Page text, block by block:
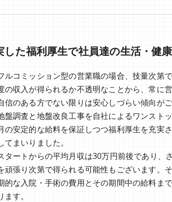
した福利厚生で社員達の生活・健
ルコミッション型の営業職の場合、技量次第
の収入が得られるか不透明なことから、常に
信のある方でない限りは安心しづらい傾向が
盤調査と地盤改良工事を自社によるワンスト
の安定的な給料を保証しつつ福利厚生を充実
てまいりました。
タートからの平均月収は30万円前後であり、
頑張り次第で得られる可能性もございます。
的な入院・手術の費用とその期間中の給料ま
ます。